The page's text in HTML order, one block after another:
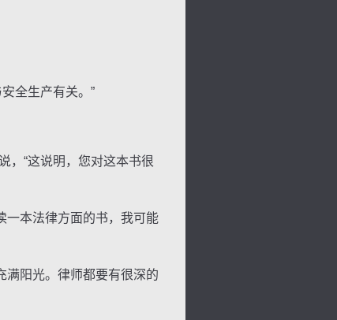
全生产有关。”
“这说明，您对这本书很
本法律方面的书，我可能
阳光。律师都要有很深的